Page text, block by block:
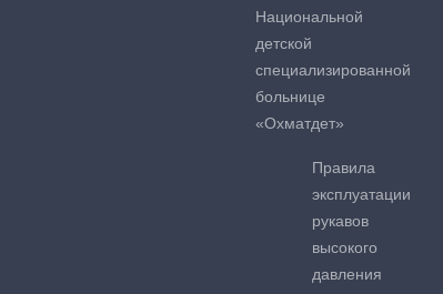
Национальной
детской
специализированной
больнице
«Охматдет»
Правила
эксплуатации
рукавов
высокого
давления